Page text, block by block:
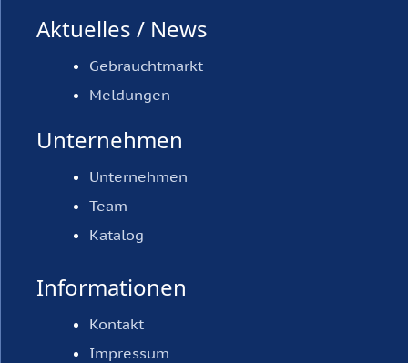
Aktuelles / News
Gebrauchtmarkt
Meldungen
Unternehmen
Unternehmen
Team
Katalog
Informationen
Kontakt
Impressum